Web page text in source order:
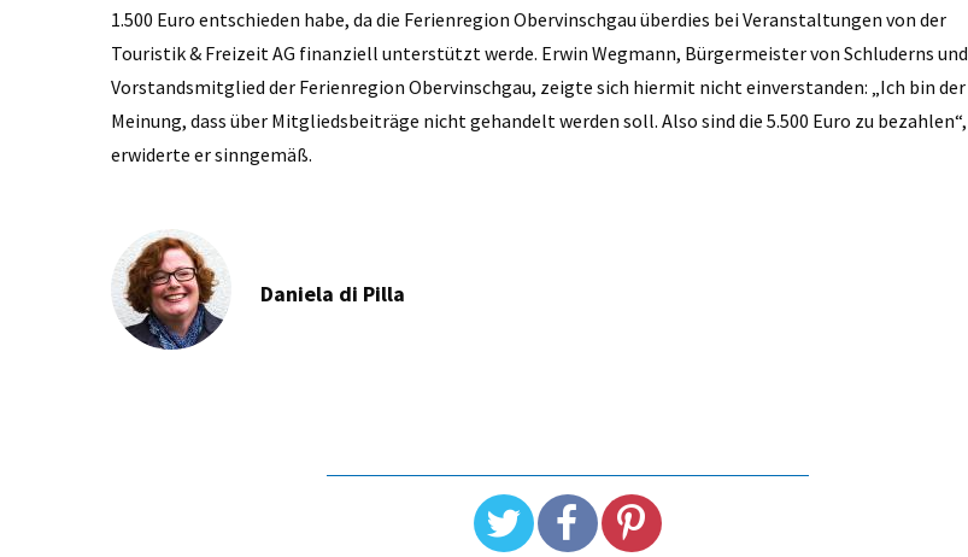
1.500 Euro entschieden habe, da die Ferienregion Obervinschgau überdies bei Veranstaltungen von der
Touristik & Freizeit AG finanziell unterstützt werde. Erwin Wegmann, Bürger­meister von Schluderns und
Vorstandsmitglied der Ferienregion Obervinschgau, zeigte sich hiermit nicht einverstanden: „Ich bin der
Meinung, dass über Mitgliedsbeiträge nicht gehandelt werden soll. Also sind die 5.500 Euro zu bezahlen“,
erwiderte er sinngemäß.
Daniela di Pilla